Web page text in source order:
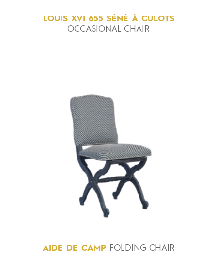
LOUIS XVI 655 SÉNÉ À CULOTS
OCCASIONAL CHAIR
AIDE DE CAMPFOLDING CHAIR